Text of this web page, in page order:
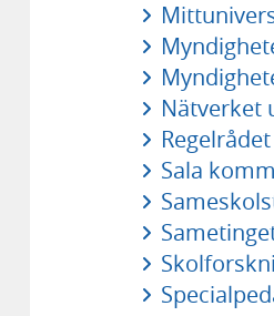
Nätverket
Sala